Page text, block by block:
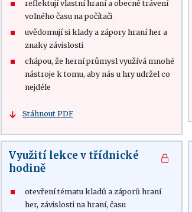
reflektují vlastní hraní a obecně trávení
volného času na počítači
uvědomují si klady a zápory hraní her a
znaky závislosti
chápou, že herní průmysl využívá mnohé
nástroje k tomu, aby nás u hry udržel co
nejdéle
Stáhnout PDF
Využití lekce v třídnické
hodině
otevření tématu kladů a záporů hraní
her, závislosti na hraní, času